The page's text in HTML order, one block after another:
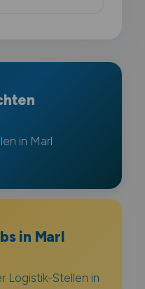
in Marl
in Marl
Logistik-Stellen in